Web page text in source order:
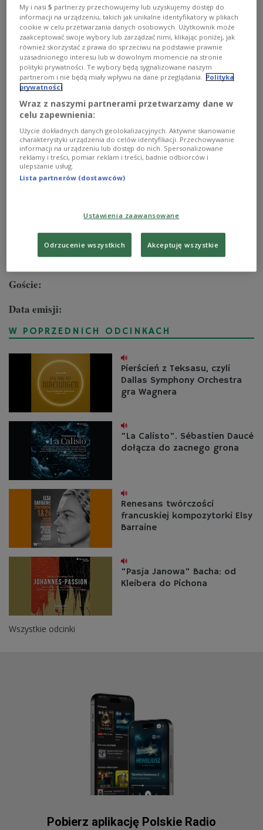
W konkursie "Płyta tygodnia" codziennie do wygrania cenne
nagrody Foto: Donnie Ozone/Flickr, lic. CC BY 2.0
O AUDYCJI
00:00 00:00
Płytomania 4 czerwca godz. 15:00
Magazyn fonograficzny Jacka Hawryluka. Światowe
przeboje oraz płytowe białe kruki w recenzjach m.in.
Kacpra Miklaszewskiego, Pawła Bagnowskiego i Marcina
polskimi debiutantami. Dla melomanów: pozycja
obowiązkowa.
Prowadzący:
Goście:
Data emisji:
W POPRZEDNICH ODCINKACH
Pierścień z Teksasu, czyli
Dallas Symphony Orchestra
gra Wagnera
"La Calisto". Sébastien Daucé
dołącza do zacnego grona
Renesans twórczości
francuskiej kompozytorki Elsy
Barraine
"Pasja Janowa" Bacha: od
Kleibera do Pichona
Wszystkie odcinki
Pobierz aplikację Polskie Radio
My i nasi5 partnerzy przechowujemy lub uzyskujemy dostęp do
informacji na urządzeniu, takich jak unikalne identyfikatory w plikach
cookie w celu przetwarzania danych osobowych. Użytkownik może
zaakceptować swoje wybory lub zarządzać nimi, klikając poniżej, jak
również skorzystać z prawa do sprzeciwu na podstawie prawnie
uzasadnionego interesu lub w dowolnym momencie na stronie
polityki prywatności. Te wybory będą sygnalizowane naszym
partnerom i nie będą miały wpływu na dane przeglądania. Polityka
prywatności
Wraz z naszymi partnerami przetwarzamy dane w
celu zapewnienia:
Użycie dokładnych danych geolokalizacyjnych. Aktywne skanowanie
charakterystyki urządzenia do celów identyfikacji. Przechowywanie
informacji na urządzeniu lub dostęp do nich. Spersonalizowane
reklamy i treści, pomiar reklam i treści, badnie odbiorców i
ulepszanie usług.
Lista partnerów (dostawców)
Ustawienia zaawansowane
Odrzucenie wszystkich Akceptuję wszystkie